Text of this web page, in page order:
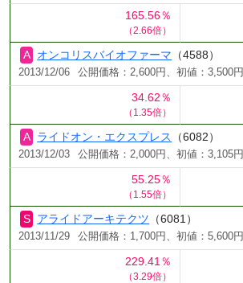
165.56％
（2.66倍）
オンコリスバイオファーマ （4588）
2013/12/06 公開価格：2,600円、初値：3,500円
34.62％
（1.35倍）
ライドオン・エクスプレス （6082）
2013/12/03 公開価格：2,000円、初値：3,105円
55.25％
（1.55倍）
アライドアーキテクツ （6081）
2013/11/29 公開価格：1,700円、初値：5,600円
229.41％
（3.29倍）